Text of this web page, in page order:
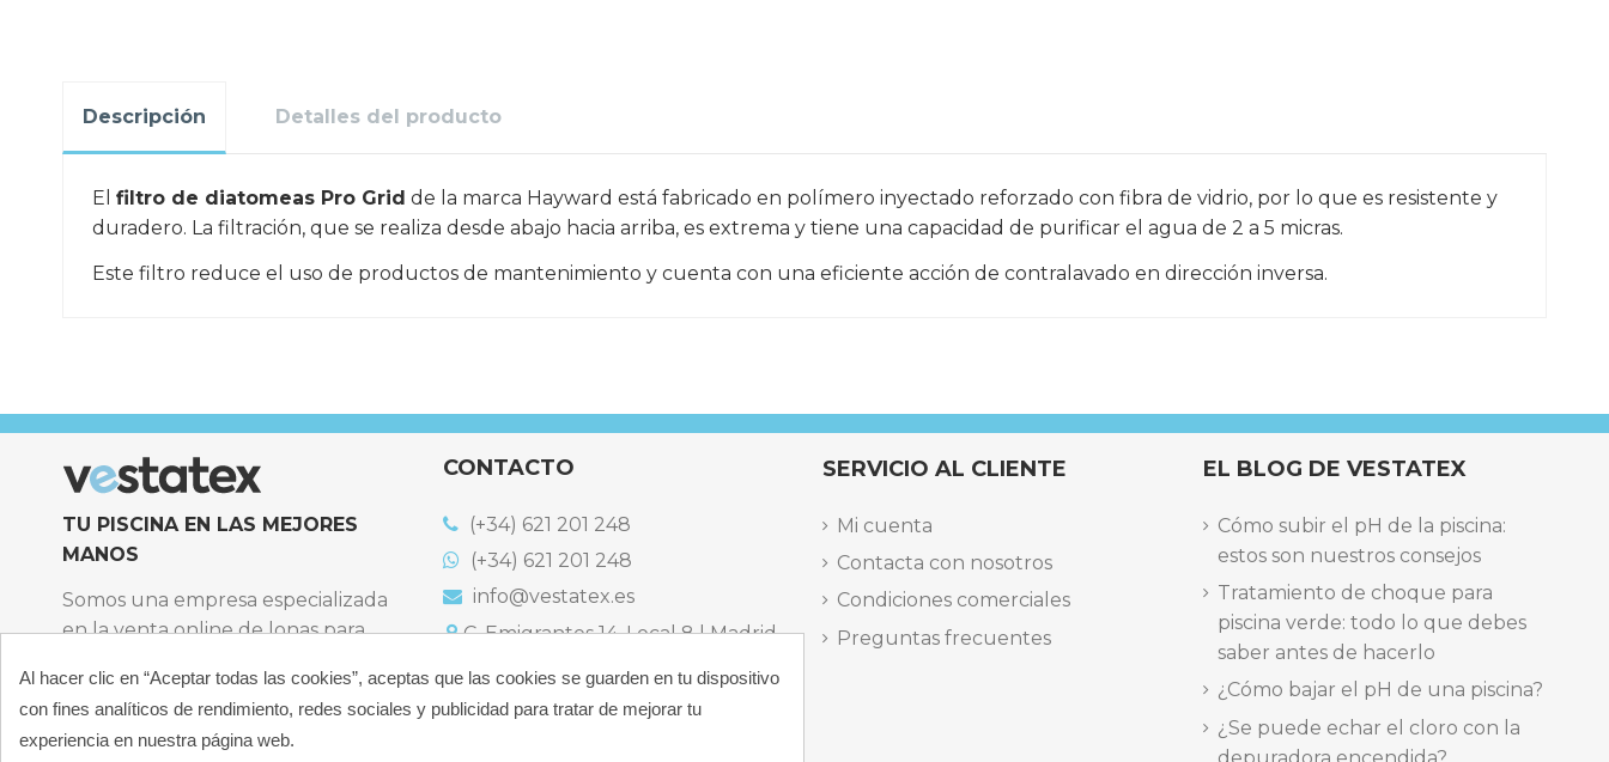
Descripción Detalles del producto
El filtro de diatomeas Pro Grid de la marca Hayward está fabricado en polímero inyectado reforzado con fibra de vidrio, por lo que es resistente y
duradero. La filtración, que se realiza desde abajo hacia arriba, es extrema y tiene una capacidad de purificar el agua de 2 a 5 micras.
Este filtro reduce el uso de productos de mantenimiento y cuenta con una eficiente acción de contralavado en dirección inversa.
TU PISCINA EN LAS MEJORES
MANOS
Somos una empresa especializada
en la venta online de lonas para
climatización, limpieza y
desinfección para piscinas privadas
particulares.
CONTACTO
(+34) 621 201 248
(+34) 621 201 248
info@vestatex.es
C. Emigrantes 14, Local 8 | Madrid,
Bulevard dels Musics, 11 | Alicante,
España
SERVICIO AL CLIENTE
Mi cuenta
Contacta con nosotros
Condiciones comerciales
Preguntas frecuentes
EL BLOG DE VESTATEX
Cómo subir el pH de la piscina:
estos son nuestros consejos
Tratamiento de choque para
piscina verde: todo lo que debes
saber antes de hacerlo
¿Cómo bajar el pH de una piscina?
¿Se puede echar el cloro con la
Al hacer clic en “Aceptar todas las cookies”, aceptas que las cookies se guarden en tu dispositivo
con fines analíticos de rendimiento, redes sociales y publicidad para tratar de mejorar tu
experiencia en nuestra página web.